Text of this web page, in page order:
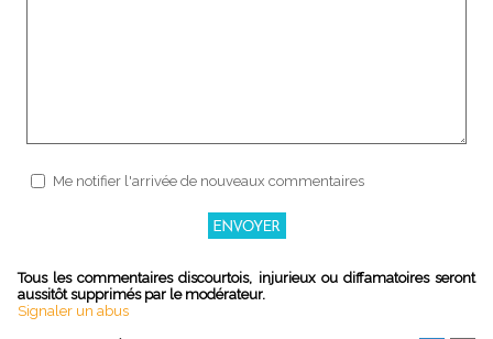
Me notifier l'arrivée de nouveaux commentaires
Tous les commentaires discourtois, injurieux ou diffamatoires seront
aussitôt supprimés par le modérateur.
Signaler un abus